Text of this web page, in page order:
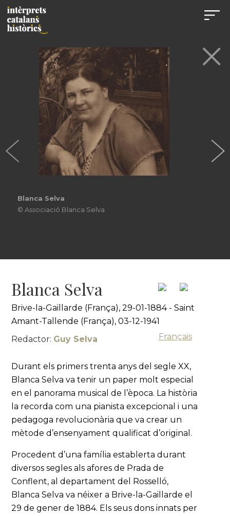
Blanca Selva
© Associació Blanca Selva
Blanca Selva
Brive-la-Gaillarde (França), 29-01-1884 - Saint
Amant-Tallende (França), 03-12-1941
Redactor: Guy Selva Français
Durant els primers trenta anys del segle XX,
Blanca Selva va tenir un paper molt especial
en el panorama musical de l’època. La història
la recorda com una pianista excepcional i una
pedagoga revolucionària que va crear un
mètode d’ensenyament qualificat d’original.
Procedent d’una família establerta durant
diversos segles als afores de Prada de
Conflent, al departament del Rosselló,
Blanca Selva va néixer a Brive-la-Gaillarde el
29 de gener de 1884. Els seus dons innats per